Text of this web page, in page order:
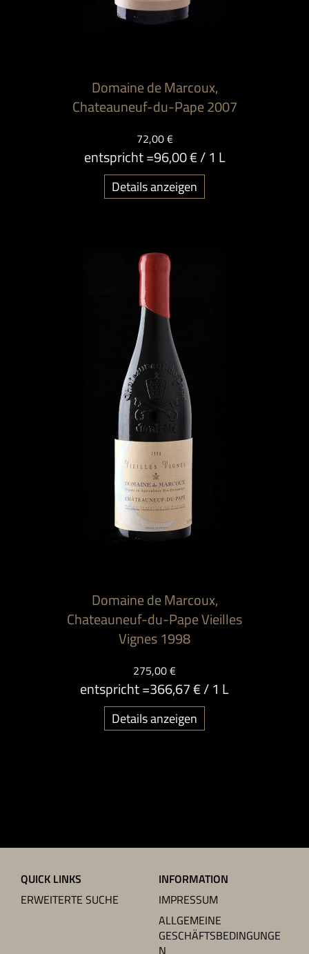
Domaine de Marcoux,
Chateauneuf-du-Pape 2007
72,00 €
entspricht =96,00 €/ 1 L
Details anzeigen
Domaine de Marcoux,
Chateauneuf-du-Pape Vieilles
Vignes 1998
275,00 €
entspricht =366,67 €/ 1 L
Details anzeigen
QUICK LINKS
ERWEITERTE SUCHE
INFORMATION
IMPRESSUM
ALLGEMEINE
GESCHÄFTSBEDINGUNGE